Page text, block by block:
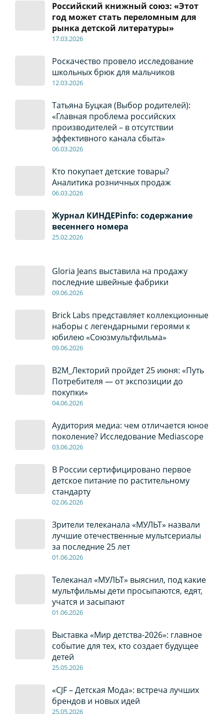
Российский книжный союз: «Этот
год может стать переломным для
рынка детской литературы»
17.03.2026
Роскачество провело исследование
школьных брюк для мальчиков
12.03.2026
Татьяна Буцкая (Выбор родителей):
«Главная проблема российских
производителей – в отсутствии
эффективного канала сбыта»
06.03.2026
Кто покупает детские товары?
Аналитика розничных продаж
06.03.2026
Журнал КИНДЕРinfo: содержание
весеннего номера
25.02.2026
Gloria Jeans выставила на продажу
последние швейные фабрики
09.06.2026
Brick Labs представляет коллекционные
наборы с легендарными героями к
юбилею «Союзмультфильма»
09.06.2026
B2M_Лекторий пройдет 25 июня: «Путь
Потребителя — от экспозиции до
покупки»
04.06.2026
Аудитория медиа: чем отличается юное
поколение? Исследование Mediascope
03.06.2026
В России сертифицировано первое
детское питание по растительному
стандарту
02.06.2026
Зрители телеканала «МУЛЬТ» назвали
лучшие отечественные мультсериалы
за последние 25 лет
01.06.2026
Телеканал «МУЛЬТ» выяснил, под какие
мультфильмы дети просыпаются, едят,
учатся и засыпают
01.06.2026
Выставка «Мир детства-2026»: главное
событие для тех, кто создает будущее
детей
25.05.2026
«CJF – Детская Мода»: встреча лучших
брендов и новых идей
25.05.2026